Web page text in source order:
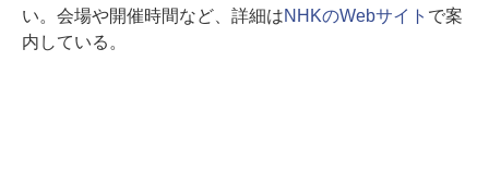
い。会場や開催時間など、詳細はNHKのWebサイト で案
内している。